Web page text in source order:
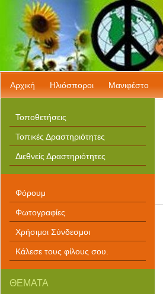
Αρχική Ηλιόσποροι Μανιφέστο
Τοποθετήσεις
Τοπικές Δραστηριότητες
Διεθνείς Δραστηριότητες
Φόρουμ
Φωτογραφίες
Χρήσιμοι Σύνδεσμοι
Κάλεσε τους φίλους σου.
ΘΕΜΑΤΑ
Download
Keygen
Download
Cracked
Software
Free
Downloads
Serial
Software
Full
Downloads